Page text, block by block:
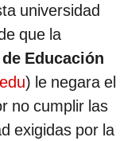
universidad
que la
Educación
) le negara el
no cumplir las
exigidas por la